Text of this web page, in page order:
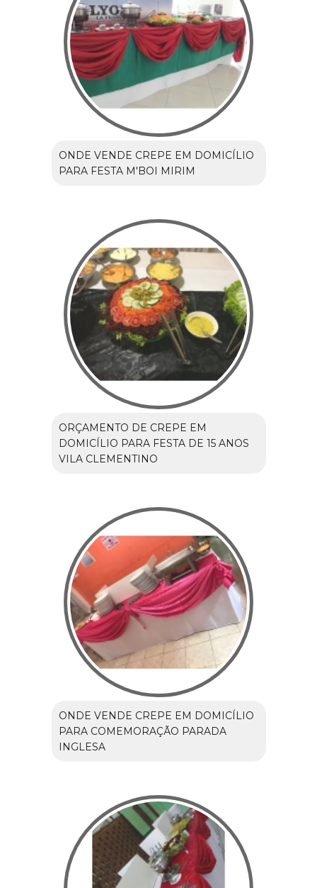
ONDE VENDE CREPE EM DOMICÍLIO
PARA FESTA M'BOI MIRIM
ORÇAMENTO DE CREPE EM
DOMICÍLIO PARA FESTA DE 15 ANOS
VILA CLEMENTINO
ONDE VENDE CREPE EM DOMICÍLIO
PARA COMEMORAÇÃO PARADA
INGLESA